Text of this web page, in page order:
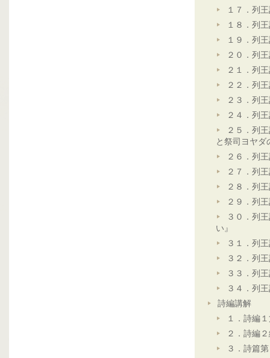
１７．列
１８．列
１９．列
２０．列
２１．列
２２．列
２３．列
２４．列
２５．列
と祭司ヨヤダ
２６．列
２７．列
２８．列
２９．列
３０．列
い』
３１．列
３２．列
３３．列
３４．列
詩編講解
１．詩編
２．詩編
３．詩篇